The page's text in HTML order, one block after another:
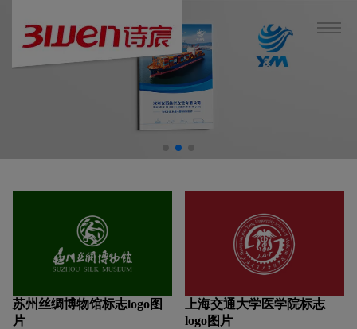
苏州丝绸博物馆标志logo图
片
上海交通大学医学院标志
logo图片